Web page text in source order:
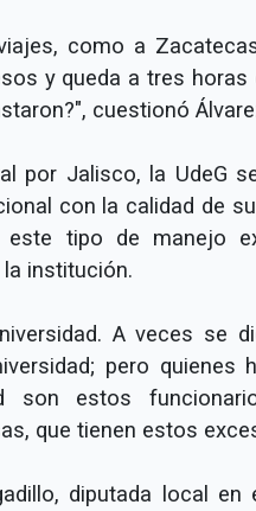
como a
y queda a tres horas
cuestionó
por Jalisco, la UdeG
con la calidad de
tipo de manejo
institución.
A veces se
pero quienes
son estos
que tienen estos
diputada local en